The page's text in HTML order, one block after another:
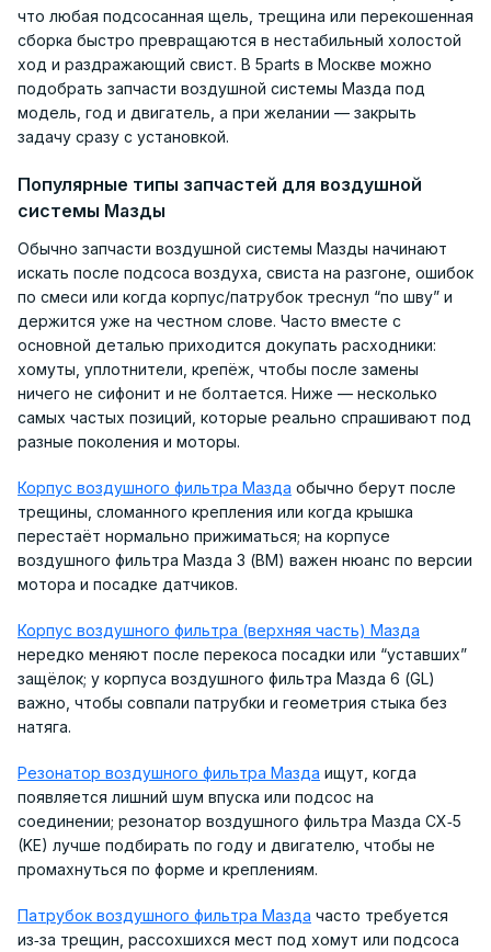
что любая подсосанная щель, трещина или перекошенная
сборка быстро превращаются в нестабильный холостой
ход и раздражающий свист. В 5parts в Москве можно
подобрать запчасти воздушной системы Мазда под
модель, год и двигатель, а при желании — закрыть
задачу сразу с установкой.
Популярные типы запчастей для воздушной
системы Мазды
Обычно запчасти воздушной системы Мазды начинают
искать после подсоса воздуха, свиста на разгоне, ошибок
по смеси или когда корпус/патрубок треснул “по шву” и
держится уже на честном слове. Часто вместе с
основной деталью приходится докупать расходники:
хомуты, уплотнители, крепёж, чтобы после замены
ничего не сифонит и не болтается. Ниже — несколько
самых частых позиций, которые реально спрашивают под
разные поколения и моторы.
Корпус воздушного фильтра Мазда обычно берут после
трещины, сломанного крепления или когда крышка
перестаёт нормально прижиматься; на корпусе
воздушного фильтра Мазда 3 (BM) важен нюанс по версии
мотора и посадке датчиков.
Корпус воздушного фильтра (верхняя часть) Мазда
нередко меняют после перекоса посадки или “уставших”
защёлок; у корпуса воздушного фильтра Мазда 6 (GL)
важно, чтобы совпали патрубки и геометрия стыка без
натяга.
Резонатор воздушного фильтра Мазда ищут, когда
появляется лишний шум впуска или подсос на
соединении; резонатор воздушного фильтра Мазда CX‑5
(KE) лучше подбирать по году и двигателю, чтобы не
промахнуться по форме и креплениям.
Патрубок воздушного фильтра Мазда часто требуется
из‑за трещин, рассохшихся мест под хомут или подсоса